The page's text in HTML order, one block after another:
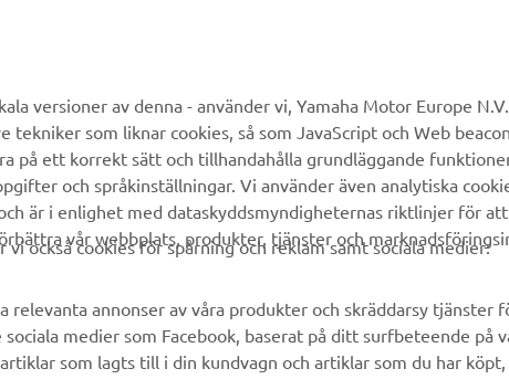
Yamaha Music
Yamaha Racing
Yamaha Motor Global
Mobilappar
Reservdelskatalog
Yamaha-återförsäljare
Hantering av avfall från
batterier
versioner av denna - använder vi, Yamaha Motor Europe
som liknar cookies, så som JavaScript och Web
på ett korrekt sätt och tillhandahålla grundläggande
och språkinställningar. Vi använder även analytiska
är i enlighet med dataskyddsmyndigheternas riktlinjer för
vår webbplats, produkter, tjänster och
också cookies för spårning och reklam samt sociala medier:
relevanta annonser av våra produkter och skräddarsy tjänster
medier som Facebook, baserat på ditt surfbeteende på
som lagts till i din kundvagn och artiklar som du har